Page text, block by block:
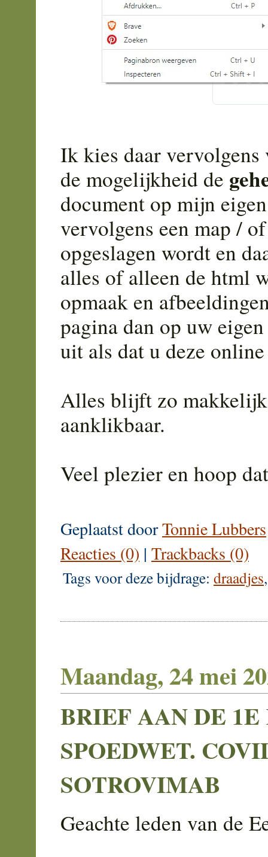
Ik kies daar
de mogelijkheid de
document op mijn
vervolgens een map /
opgeslagen wordt en
alles of alleen de html
opmaak en
pagina dan op uw
uit als dat u deze
Alles blijft zo
aanklikbaar.
Veel plezier en hoop
Geplaatst doorTonnie Lubbers
Reacties (0) | Trackbacks (0)
Tags voor deze bijdrage: draadjes
Maandag, 24 mei
BRIEF AAN DE
SPOEDWET.
SOTROVIMAB
Geachte leden van de